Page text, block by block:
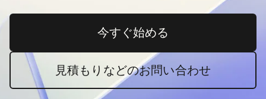
今すぐ始める新しいタブで開く
見積もりなどのお問い合わせ